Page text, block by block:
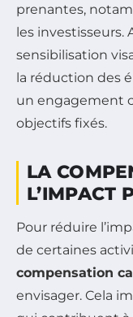
prenantes,
les investisseurs.
sensibilisation
la réduction des
un engagement
objectifs fixés.
LA
L’IMPACT
Pour réduire
de certaines
compensation
envisager. Cela